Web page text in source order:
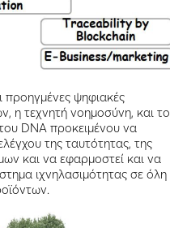
προηγμένες ψηφιακές
η τεχνητή νοημοσύνη, και το
DNA προκειμένου να
της ταυτότητας, της
και να εφαρμοστεί και να
ιχνηλασιμότητας σε όλη